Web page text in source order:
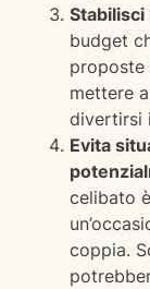
budget
mettere
divertirsi
Evita
celibato
coppia.